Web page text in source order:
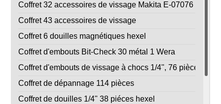
Coffret 32 accessoires de vissage Makita E-07076
Coffret 43 accessoires de vissage
Coffret 6 douilles magnétiques hexel
Coffret d'embouts Bit-Check 30 métal 1 Wera
Coffret d'embouts de vissage à chocs 1/4'', 76 pièces
Coffret de dépannage 114 pièces
Coffret de douilles 1/4" 38 piéces hexel